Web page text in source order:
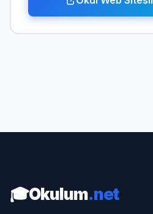
🎓Okulum.net